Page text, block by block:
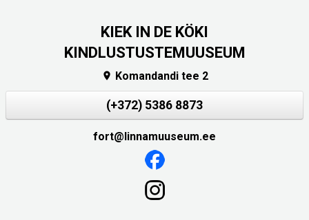
KIEK IN DE KÖKI
KINDLUSTUSTEMUUSEUM
 Komandandi tee 2
(+372) 5386 8873
fort@linnamuuseum.ee